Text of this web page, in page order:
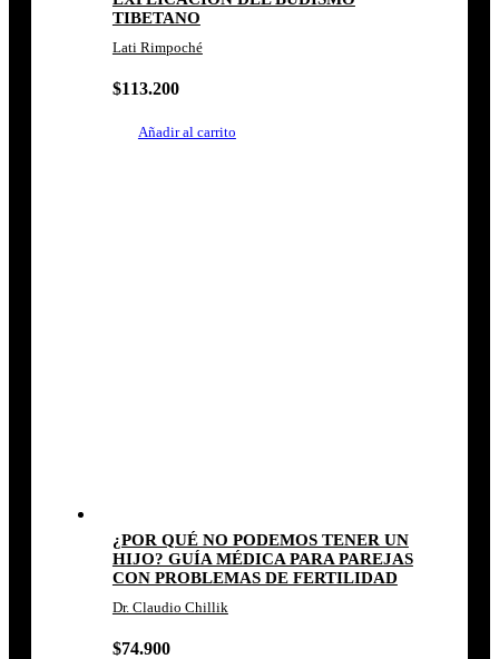
TIBETANO
Lati Rimpoché
$113.200
Añadir al carrito
¿POR QUÉ NO PODEMOS TENER UN
HIJO? GUÍA MÉDICA PARA PAREJAS
CON PROBLEMAS DE FERTILIDAD
Dr. Claudio Chillik
$74.900